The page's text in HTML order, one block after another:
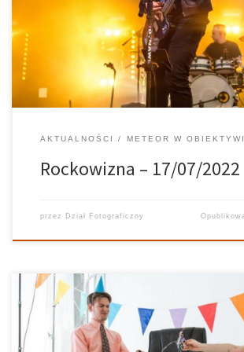
zabrakło ważnych nazw z krajowej sceny.
zaprezentowały się Strachy na Lachy, Organek
Kowalska. Naładowani potężnymi dźwiękami
AKTUALNOŚCI METEOR W
Rockowizna – 17/07/2022
przez Dział Fotograficzny
Polska scena niezależna obfituje dziesiątki